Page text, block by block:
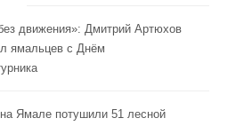
движения»: Дмитрий Артюхов
ямальцев с Днём
Ямале потушили 51 лесной